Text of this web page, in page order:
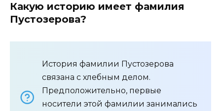
Какую историю имеет фамилия
Пустозерова?
История фамилии Пустозерова
связана с хлебным делом.
Предположительно, первые
носители этой фамилии занимались